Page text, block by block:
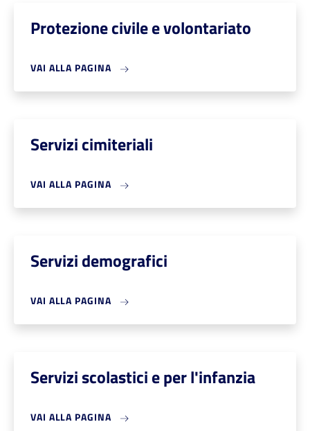
Protezione civile e volontariato
VAI ALLA PAGINA
Servizi cimiteriali
VAI ALLA PAGINA
Servizi demografici
VAI ALLA PAGINA
Servizi scolastici e per l'infanzia
VAI ALLA PAGINA